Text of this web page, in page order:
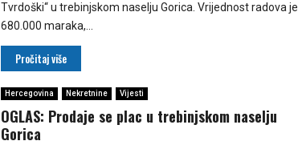
Tvrdoški“ u trebinjskom naselju Gorica. Vrijednost radova je
680.000 maraka,...
Pročitaj više
Hercegovina Nekretnine Vijesti
OGLAS: Prodaje se plac u trebinjskom naselju
Gorica